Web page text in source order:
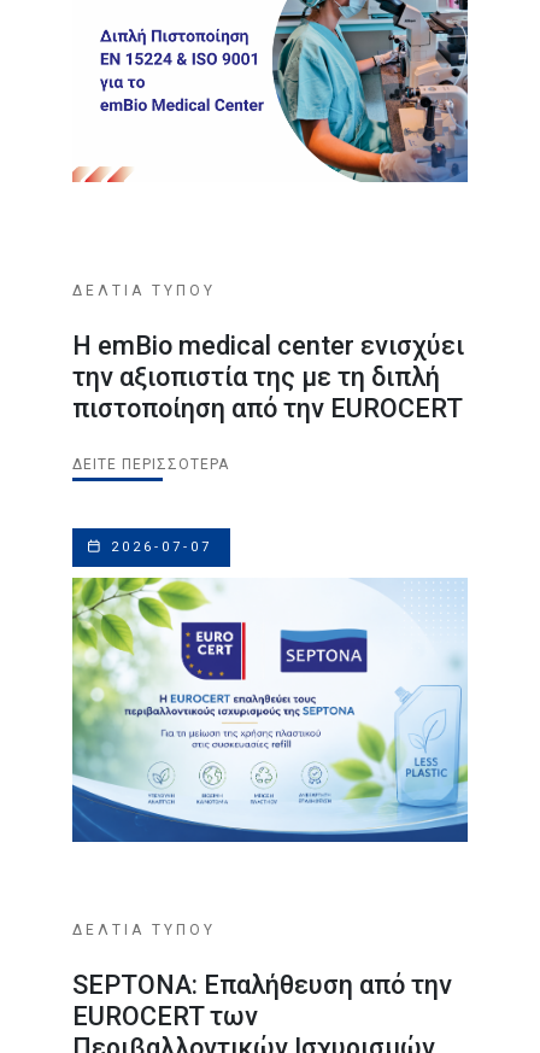
ΔΕΛΤΙΑ ΤΥΠΟΥ
Η emBio medical center ενισχύει
την αξιοπιστία της με τη διπλή
πιστοποίηση από την EUROCERT
ΔΕΊΤΕ ΠΕΡΙΣΣΌΤΕΡΑ
2026-07-07
ΔΕΛΤΙΑ ΤΥΠΟΥ
SEPTONA: Επαλήθευση από την
EUROCERT των